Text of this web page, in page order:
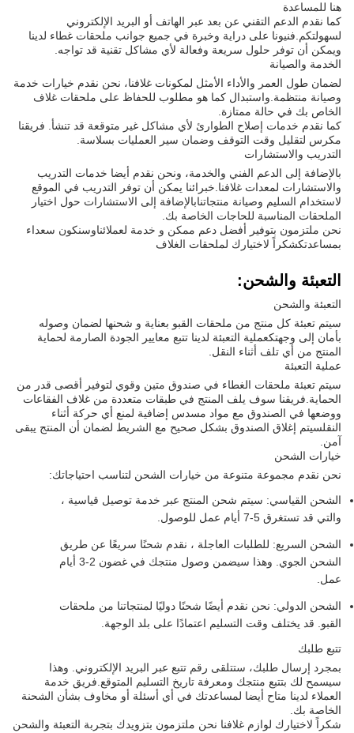
هنا للمساعدة
كما نقدم الدعم التقني عن بعد عبر الهاتف أو البريد الإلكتروني
لسهولتكم.فنيونا على دراية وخبرة في جميع جوانب ملحقات غطاء لدينا
ويمكن أن توفر حلول سريعة وفعالة لأي مشاكل تقنية قد تواجه.
الخدمة والصيانة
لضمان طول العمر والأداء الأمثل لمكونات غلافنا، نحن نقدم خيارات خدمة
وصيانة منتظمة.واستبدال كما هو مطلوب للحفاظ على ملحقات غلاف
الخاص بك في حالة ممتازة.
كما نقدم خدمات إصلاح الطوارئ لأي مشاكل غير متوقعة قد تنشأ. فريقنا
مكرس لتقليل وقت التوقف وضمان سير العمليات بسلاسة.
التدريب والاستشارات
بالإضافة إلى الدعم الفني والخدمة، ونحن نقدم أيضا خدمات التدريب
والاستشارات لمعدات غلافنا.خبرائنا يمكن أن توفر التدريب في الموقع
لاستخدام السليم وصيانة منتجاتنابالإضافة إلى الاستشارات حول اختيار
الملحقات المناسبة للحاجات الخاصة بك.
نحن ملتزمون بتوفير أفضل دعم ممكن و خدمة لعملائناوسنكون سعداء
بمساعدتكشكراً لاختيارك لملحقات الغلاف
التعبئة والشحن:
التعبئة والشحن
سيتم تعبئة كل منتج من ملحقات القبو بعناية و شحنها لضمان وصوله
بأمان إلى وجهتكعملية التعبئة لدينا تتبع معايير الجودة الصارمة لحماية
المنتج من أي تلف أثناء النقل.
عملية التعبئة
سيتم تعبئة ملحقات الغطاء في صندوق متين وقوي لتوفير أقصى قدر من
الحماية.فريقنا سوف يلف المنتج في طبقات متعددة من غلاف الفقاعات
ووضعها في الصندوق مع مواد مسدس إضافية لمنع أي حركة أثناء
النقلسيتم إغلاق الصندوق بشكل صحيح مع الشريط لضمان أن المنتج يبقى
آمن.
خيارات الشحن
نحن نقدم مجموعة متنوعة من خيارات الشحن لتناسب احتياجاتك:
الشحن القياسي: سيتم شحن المنتج عبر خدمة توصيل قياسية ،
والتي قد تستغرق 5-7 أيام عمل للوصول.
الشحن السريع: للطلبات العاجلة ، نقدم شحنًا سريعًا عن طريق
الشحن الجوي. وهذا سيضمن وصول منتجك في غضون 2-3 أيام
عمل.
الشحن الدولي: نحن نقدم أيضًا شحنًا دوليًا لمنتجاتنا من ملحقات
القبو. قد يختلف وقت التسليم اعتمادًا على بلد الوجهة.
تتبع طلبك
بمجرد إرسال طلبك، ستتلقى رقم تتبع عبر البريد الإلكتروني. وهذا
سيسمح لك بتتبع منتجك ومعرفة تاريخ التسليم المتوقع.فريق خدمة
العملاء لدينا متاح أيضا لمساعدتك في أي أسئلة أو مخاوف بشأن الشحنة
الخاصة بك.
شكراً لاختيارك لوازم غلافنا نحن ملتزمون بتزويدك بتجربة التعبئة والشحن